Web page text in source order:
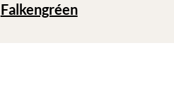
Falkengréen